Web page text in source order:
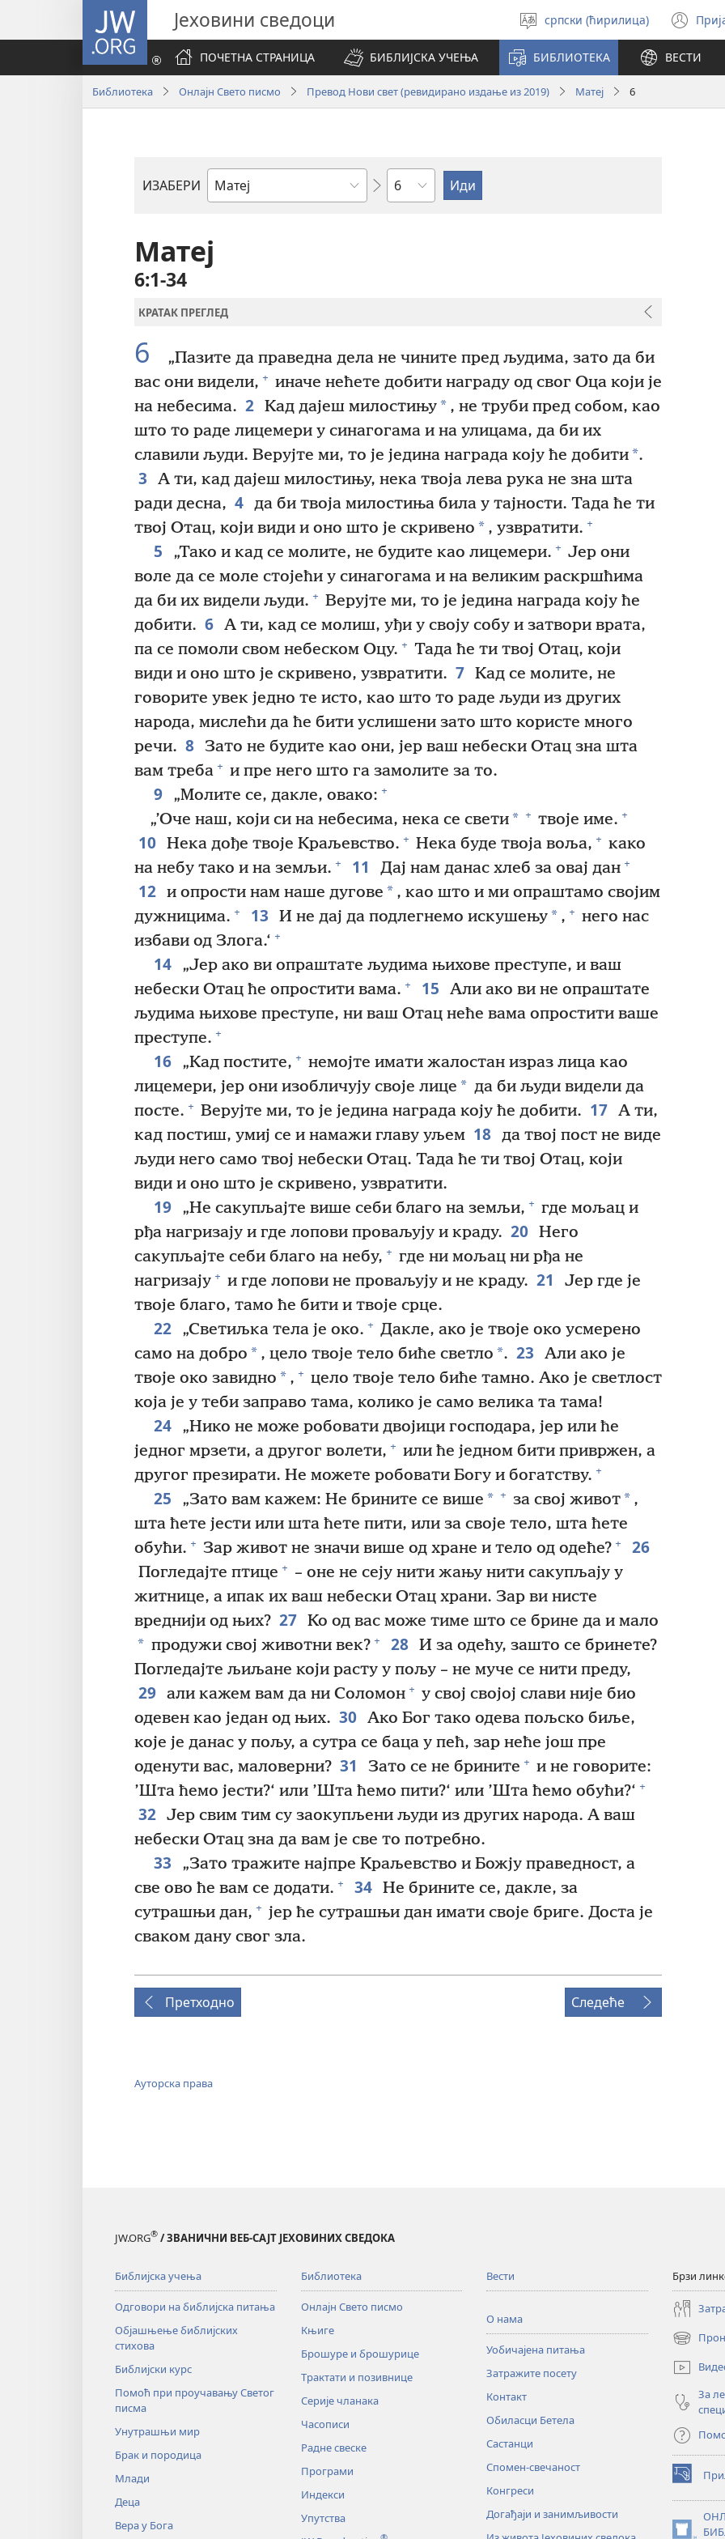
JW.ORG Јеховини сведоци
Изабери
језик
српски (ћирилица)
ПОЧЕТНА СТРАНИЦА
БИБЛИЈСКА УЧЕЊА БИБЛИОТЕКА ВЕСТИ
Библиотека Онлајн Свето писмо Превод Нови свет (ревидирано издање из 2019) Матеј 6
ИЗАБЕРИ
Библијска
Поглавље
Матеј
6:1-34
КРАТАК ПРЕГЛЕД
6
„Пазите да праведна дела не чините пред људима, зато да би
вас они видели, + иначе нећете добити награду од свог Оца који је
на небесима. 2 Кад дајеш милостињу* , не труби пред собом, као
што то раде лицемери у синагогама и на улицама, да би их
славили људи. Верујте ми, то је једина награда коју ће добити*.
3
А ти, кад дајеш милостињу, нека твоја лева рука не зна шта
ради десна, 4 да би твоја милостиња била у тајности. Тада ће ти
твој Отац, који види и оно што је скривено * , узвратити. +
5 „Тако и кад се молите, не будите као лицемери. + Јер они
воле да се моле стојећи у синагогама и на великим раскршћима
да би их видели људи. + Верујте ми, то је једина награда коју ће
добити. 6 А ти, кад се молиш, уђи у своју собу и затвори врата,
па се помоли свом небеском Оцу. + Тада ће ти твој Отац, који
види и оно што је скривено, узвратити. 7 Кад се молите, не
говорите увек једно те исто, као што то раде људи из других
народа, мислећи да ће бити услишени зато што користе много
речи. 8 Зато не будите као они, јер ваш небески Отац зна шта
вам треба + и пре него што га замолите за то.
9 „Молите се, дакле, овако: +
„’Оче наш, који си на небесима, нека се свети* + твоје име. +
10 Нека дође твоје Краљевство. + Нека буде твоја воља, + како
на небу тако и на земљи. + 11 Дај нам данас хлеб за овај дан +
12 и опрости нам наше дугове * , као што и ми опраштамо својим
дужницима. + 13 И не дај да подлегнемо искушењу* , + него нас
избави од Злога.‘ +
14
„Јер ако ви опраштате људима њихове преступе, и ваш
небески Отац ће опростити вама. + 15
Али ако ви не опраштате
људима њихове преступе, ни ваш Отац неће вама опростити ваше
преступе. +
16 „Кад постите, + немојте имати жалостан израз лица као
лицемери, јер они изобличују своје лице * да би људи видели да
посте. + Верујте ми, то је једина награда коју ће добити. 17 А ти,
кад постиш, умиј се и намажи главу уљем 18 да твој пост не виде
људи него само твој небески Отац. Тада ће ти твој Отац, који
види и оно што је скривено, узвратити.
19 „Не сакупљајте више себи благо на земљи, + где мољац и
рђа нагризају и где лопови проваљују и краду. 20 Него
сакупљајте себи благо на небу, + где ни мољац ни рђа не
нагризају + и где лопови не проваљују и не краду. 21
Јер где је
твоје благо, тамо ће бити и твоје срце.
22 „Светиљка тела је око. + Дакле, ако је твоје око усмерено
само на добро * , цело твоје тело биће светло *. 23
Али ако је
твоје око завидно * , + цело твоје тело биће тамно. Ако је светлост
која је у теби заправо тама, колико је само велика та тама!
24
„Нико не може робовати двојици господара, јер или ће
једног мрзети, а другог волети, + или ће једном бити привржен, а
другог презирати. Не можете робовати Богу и богатству. +
25 „Зато вам кажем: Не брините се више * + за свој живот* ,
шта ћете јести или шта ћете пити, или за своје тело, шта ћете
обући. + Зар живот не значи више од хране и тело од одеће? + 26
Погледајте птице + – оне не сеју нити жању нити сакупљају у
житнице, а ипак их ваш небески Отац храни. Зар ви нисте
вреднији од њих? 27 Ко од вас може тиме што се брине да и мало
* продужи свој животни век? + 28 И за одећу, зашто се бринете?
Погледајте љиљане који расту у пољу – не муче се нити преду,
29 али кажем вам да ни Соломон + у свој својој слави није био
одевен као један од њих. 30 Ако Бог тако одева пољско биље,
које је данас у пољу, а сутра се баца у пећ, зар неће још пре
оденути вас, маловерни? 31 Зато се не брините + и не говорите:
’Шта ћемо јести?‘ или ’Шта ћемо пити?‘ или ’Шта ћемо обући?‘ +
32 Јер свим тим су заокупљени људи из других народа. А ваш
небески Отац зна да вам је све то потребно.
33
„Зато тражите најпре Краљевство и Божју праведност, а
све ово ће вам се додати. + 34 Не брините се, дакле, за
сутрашњи дан, + јер ће сутрашњи дан имати своје бриге. Доста је
сваком дану свог зла.
Претходно Следеће
Ауторска права
JW.ORG® / ЗВАНИЧНИ ВЕБ-САЈТ ЈЕХОВИНИХ СВЕДОКА
Библијска учења
Одговори на библијска питања
Објашњење библијских
стихова
Библијски курс
Помоћ при проучавању Светог
писма
Унутрашњи мир
Брак и породица
Млади
Деца
Вера у Бога
Библиотека
Онлајн Свето писмо
Књиге
Брошуре и брошурице
Трактати и позивнице
Серије чланака
Часописи
Радне свеске
Програми
Индекси
Упутства
Вести
О нама
Уобичајена питања
Затражите посету
Контакт
Обиласци Бетела
Састанци
Спомен-свечаност
Конгреси
Догађаји и занимљивости
Брзи
(отвара
нови
прозор)
За
(отвара
нови
прозор)